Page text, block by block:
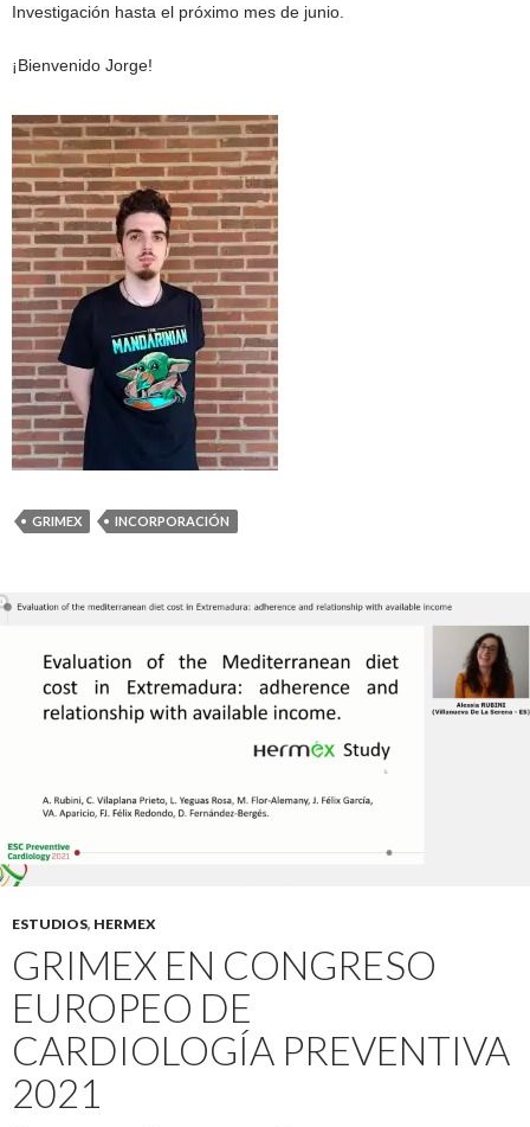
Investigación hasta el próximo mes de junio.
¡Bienvenido Jorge!
GRIMEX INCORPORACIÓN
ESTUDIOS, HERMEX
GRIMEX EN CONGRESO
EUROPEO DE
CARDIOLOGÍA PREVENTIVA
2021